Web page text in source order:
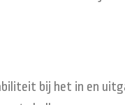
bij het in en